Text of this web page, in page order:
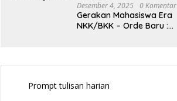
Desember 4, 2025 0 Komentar
Gerakan Mahasiswa Era
NKK/BKK – Orde Baru :
Prompt tulisan harian